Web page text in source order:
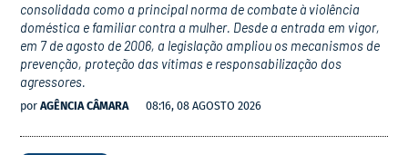
consolidada como a principal norma de combate à violência
doméstica e familiar contra a mulher. Desde a entrada em vigor,
em 7 de agosto de 2006, a legislação ampliou os mecanismos de
prevenção, proteção das vítimas e responsabilização dos
agressores.
por AGÊNCIA CÂMARA 08:16, 08 AGOSTO 2026